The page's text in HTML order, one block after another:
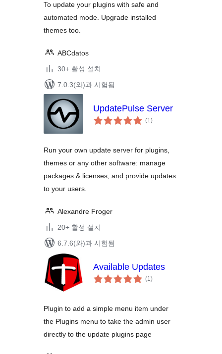
To update your plugins with safe and
automated mode. Upgrade installed
themes too.
ABCdatos
30+ 활성 설치
7.0.3(와)과 시험됨
UpdatePulse Server
(1전
체)
Run your own update server for plugins,
themes or any other software: manage
packages & licenses, and provide updates
to your users.
Alexandre Froger
20+ 활성 설치
6.7.6(와)과 시험됨
Available Updates
(1전
체)
Plugin to add a simple menu item under
the Plugins menu to take the admin user
directly to the update plugins page